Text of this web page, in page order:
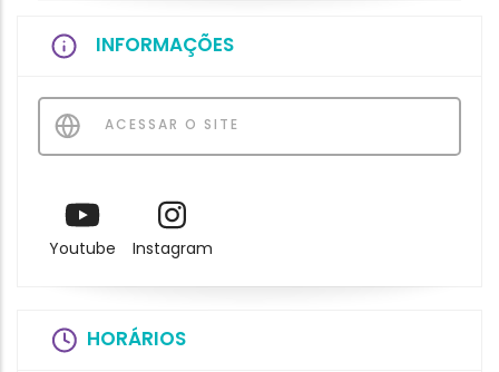
INFORMAÇÕES
ACESSAR O SITE
Youtube Instagram
HORÁRIOS